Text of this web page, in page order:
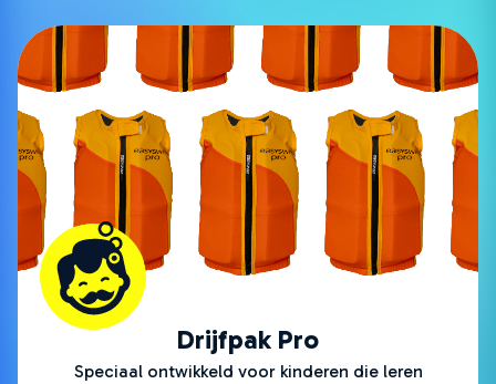
Drijfpak Pro
Speciaal ontwikkeld voor kinderen die leren